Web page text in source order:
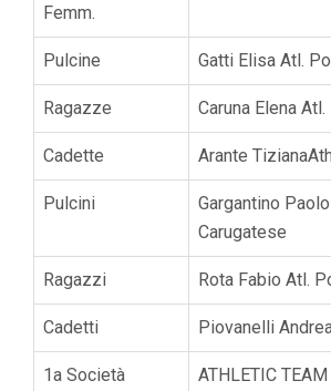
Femm.
Pulcine Gatti Elisa Atl.
Ragazze Caruna Elena
Cadette Arante
Pulcini
Gargantino
Carugatese
Ragazzi Rota Fabio Atl.
Cadetti Piovanelli
1a Società
ATHLETIC TEAM